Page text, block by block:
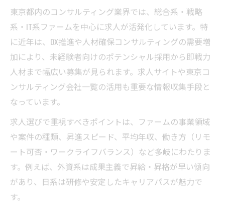
東京コンサル業界の求人と昇進チャンスの
関係
コンサル転職でキャリアアップを実現する
コツ
コンサル求人選びが東京での成長を左右す
る理由
コンサルキャリアを伸ばす求人情報の見極
め方
未経験から挑戦できる東京コンサルの魅力
未経験者が東京でコンサル転職を叶える方
法
コンサル未経験歓迎求人の特徴と選び方
東京都内のコンサルティング業界では、総合系・戦略
系・IT系ファームを中心に求人が活発化しています。特
に近年は、DX推進や人材確保コンサルティングの需要増
加により、未経験者向けのポテンシャル採用から即戦力
人材まで幅広い募集が見られます。求人サイトや東京コ
ンサルティング会社一覧の活用も重要な情報収集手段と
なっています。
求人選びで重視すべきポイントは、ファームの事業領域
や案件の種類、昇進スピード、平均年収、働き方（リモ
ート可否・ワークライフバランス）など多岐にわたりま
す。例えば、外資系は成果主義で昇給・昇格が早い傾向
があり、日系は研修や安定したキャリアパスが魅力で
す。